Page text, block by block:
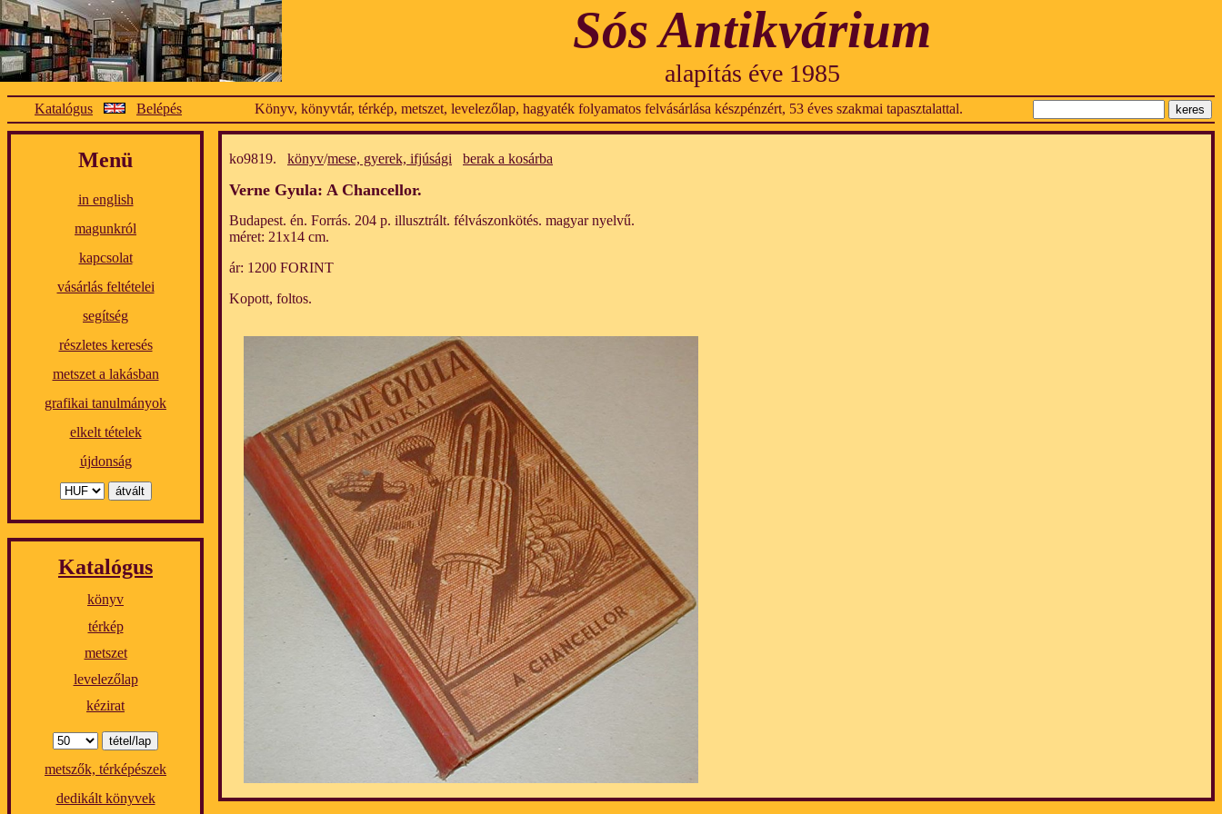
Sós Antikvárium
alapítás éve 1985
Katalógus Belépés Könyv, könyvtár, térkép, metszet, levelezőlap, hagyaték folyamatos felvásárlása készpénzért, 53 éves szakmai tapasztalattal.
Menü
in english
magunkról
kapcsolat
vásárlás feltételei
segítség
részletes keresés
metszet a lakásban
grafikai tanulmányok
elkelt tételek
újdonság
Katalógus
könyv
térkép
metszet
levelezőlap
kézirat
metszők, térképészek
dedikált könyvek
ko9819. könyv/mese, gyerek, ifjúsági berak a kosárba
Verne Gyula: A Chancellor.
Budapest. én. Forrás. 204 p. illusztrált. félvászonkötés. magyar nyelvű.
méret: 21x14 cm.
ár: 1200 FORINT
Kopott, foltos.